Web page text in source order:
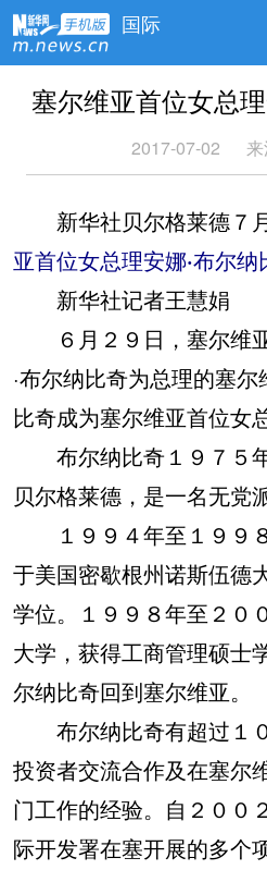
国际
塞尔维亚首位女总
2017-07-02 来
新华社贝尔格莱德７
亚首位女总理安娜·布尔纳
新华社记者王慧娟
６月２９日，塞尔维
·布尔纳比奇为总理的塞
比奇成为塞尔维亚首位女
布尔纳比奇１９７５
贝尔格莱德，是一名无党
１９９４年至１９９
于美国密歇根州诺斯伍德
学位。１９９８年至２０
大学，获得工商管理硕士
尔纳比奇回到塞尔维亚。
布尔纳比奇有超过１
投资者交流合作及在塞尔
门工作的经验。自２００
际开发署在塞开展的多个